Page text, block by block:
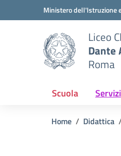
Vai ai contenuti
Vai al menu di navigazione
Ministero dell'Istruzione
Liceo
Dante
Roma
Scuola Servizi
Home Didattica